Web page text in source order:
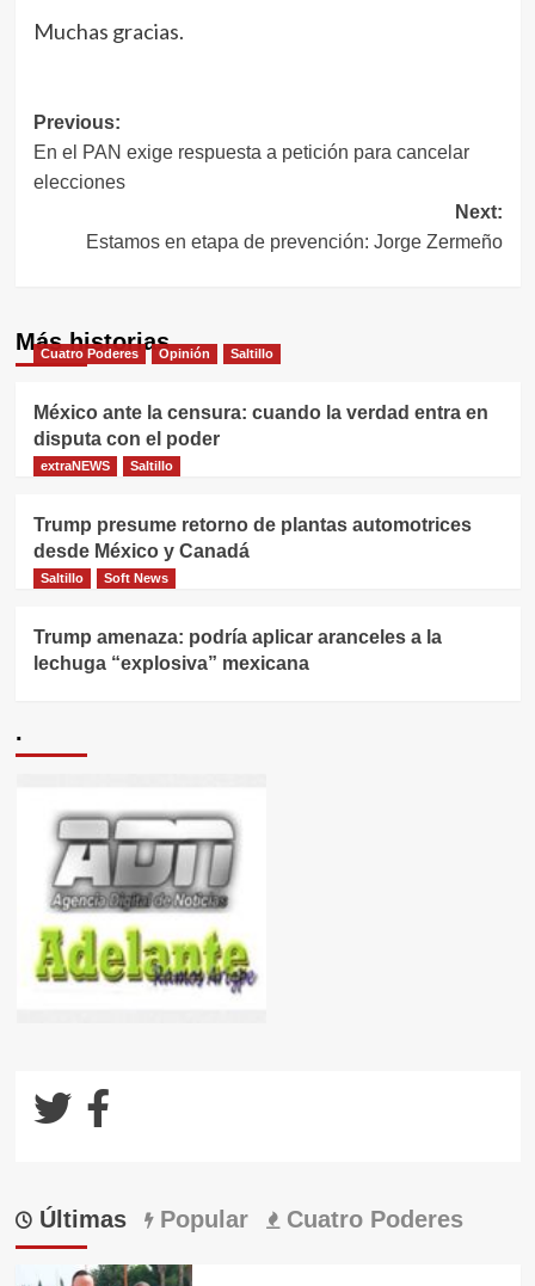
Muchas gracias.
Navegación
de
Previous:
En el PAN exige respuesta a petición para cancelar
elecciones
Next:
Estamos en etapa de prevención: Jorge Zermeño
Más historias
Cuatro Poderes Opinión Saltillo
México ante la censura: cuando la verdad entra en
disputa con el poder
extraNEWS Saltillo
Trump presume retorno de plantas automotrices
desde México y Canadá
Saltillo Soft News
Trump amenaza: podría aplicar aranceles a la
lechuga “explosiva” mexicana
.
Últimas Popular Cuatro Poderes